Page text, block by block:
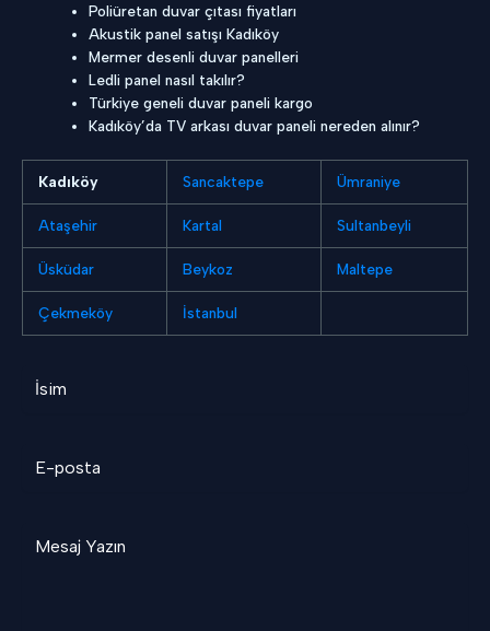
Poliüretan duvar çıtası fiyatları
Akustik panel satışı Kadıköy
Mermer desenli duvar panelleri
Ledli panel nasıl takılır?
Türkiye geneli duvar paneli kargo
Kadıköy’da TV arkası duvar paneli nereden alınır?
Kadıköy Sancaktepe Ümraniye
Ataşehir Kartal Sultanbeyli
Üsküdar Beykoz Maltepe
Çekmeköy İstanbul